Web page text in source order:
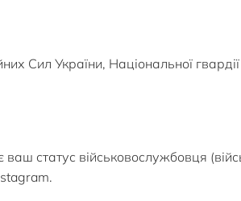
Сил України, Національної
статус військовослужбовця